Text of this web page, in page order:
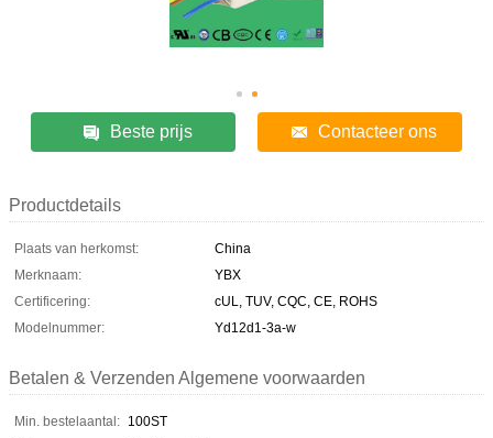
Beste prijs Contacteer ons
Productdetails
Plaats van herkomst:
China
Merknaam:
YBX
Certificering:
cUL, TUV, CQC, CE, ROHS
Modelnummer:
Yd12d1-3a-w
Betalen & Verzenden Algemene voorwaarden
Min. bestelaantal: 100ST